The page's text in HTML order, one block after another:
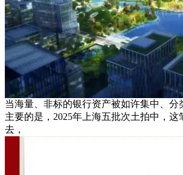
当海量、非标的银行资产被如许集中、分
主要的是，2025年上海五批次土拍中，这
去，